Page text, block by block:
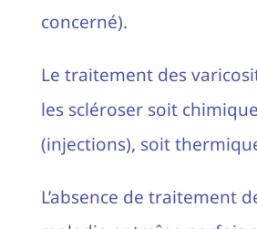
concerné).
Le traitement des
les scléroser soit
(injections), soit
L’absence de traitement